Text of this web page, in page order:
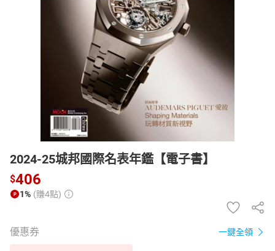
電子/紙本書
HOT
2024-25城邦國際名表年鑑【電子書】
$406
1% (賺4點)
優惠券 一鍵全領